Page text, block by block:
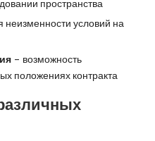
пространства
неизменности условий на
– возможность
положениях контракта